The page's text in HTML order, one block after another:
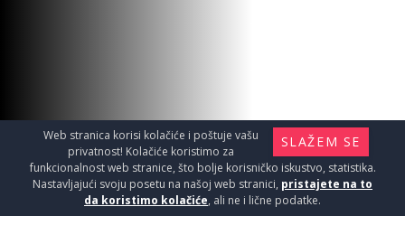
SLAŽEM SE
Web stranica korisi kolačiće i poštuje vašu
privatnost! Kolačiće koristimo za
funkcionalnost web stranice, što bolje korisničko iskustvo, statistika.
Nastavljajući svoju posetu na našoj web stranici, pristajete na to
da koristimo kolačiće, ali ne i lične podatke.